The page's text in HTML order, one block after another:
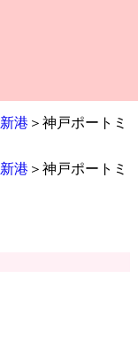
新港 ＞神戸ポートミ
新港 ＞神戸ポートミ